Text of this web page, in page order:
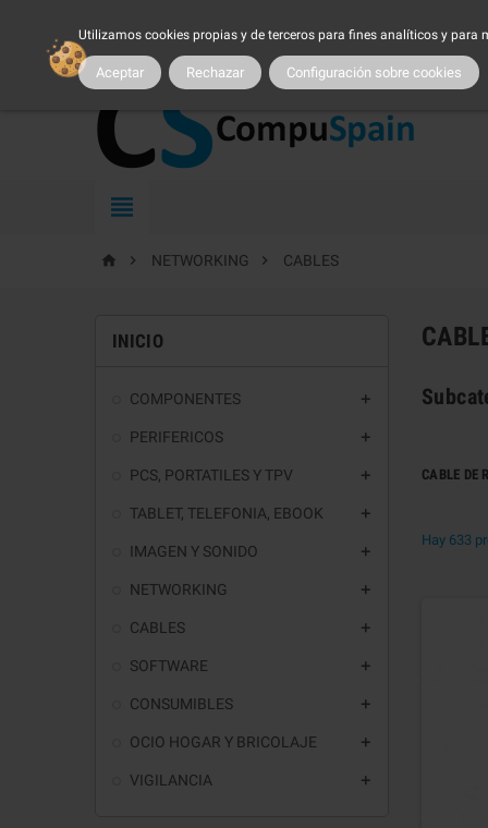
Utilizamos cookies propias y de terceros para fines analíticos y
Aceptar Rechazar Configuración sobre cookies
MI CUENTA| MARCAS |PROMOCIONES | SER CLIENTE

  NETWORKING  CABLES
INICIO
COMPONENTES 
PERIFERICOS 
PCS, PORTATILES Y TPV 
TABLET, TELEFONIA, EBOOK 
IMAGEN Y SONIDO 
NETWORKING 
CABLES 
SOFTWARE 
CONSUMIBLES 
OCIO HOGAR Y BRICOLAJE 
VIGILANCIA 
CABLE DE
Hay 633